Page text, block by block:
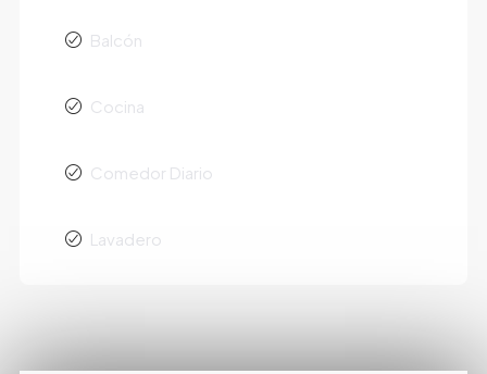
Balcón
Cocina
Comedor Diario
Lavadero